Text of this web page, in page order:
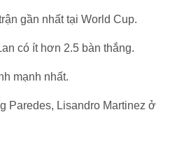
gần nhất tại World Cup.
có ít hơn 2.5 bàn thắng.
mạnh nhất.
Paredes, Lisandro Martinez ở